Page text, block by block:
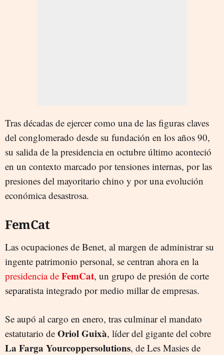
Tras décadas de ejercer como una de las figuras claves
del conglomerado desde su fundación en los años 90,
su salida de la presidencia en octubre último aconteció
en un contexto marcado por tensiones internas, por las
presiones del mayoritario chino y por una evolución
económica desastrosa.
FemCat
Las ocupaciones de Benet, al margen de administrar su
ingente patrimonio personal, se centran ahora en la
presidencia de FemCat, un grupo de presión de corte
separatista integrado por medio millar de empresas.
Se aupó al cargo en enero, tras culminar el mandato
estatutario de Oriol Guixà, líder del gigante del cobre
La Farga Yourcoppersolutions, de Les Masies de